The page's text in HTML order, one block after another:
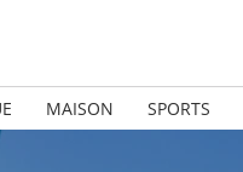
MAISON SPORTS